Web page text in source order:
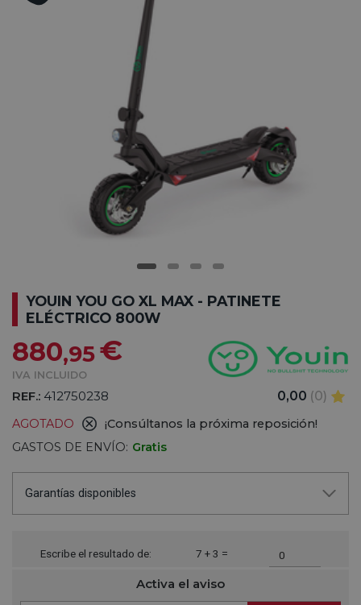
YOUIN YOU GO XL MAX - PATINETE
ELÉCTRICO 800W
880,95€
IVA INCLUIDO
REF.: 412750238 0,00 (0)
AGOTADO
¡Consúltanos la próxima reposición!
GASTOS DE ENVÍO: Gratis
Garantías disponibles
Escribe el resultado de: 7 + 3 =
Activa el aviso